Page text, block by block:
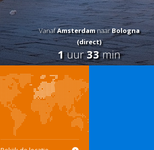
VanafAmsterdamnaarBologna
(direct)
1uur33min